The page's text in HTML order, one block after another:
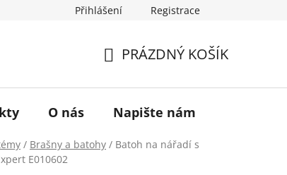
Historie značky TONA
Přihlášení Registrace
KOŠÍK
PRÁZDNÝ KOŠÍK
O nás Napište nám
/ Brašny a batohy / Batoh na nářadí s
E010602